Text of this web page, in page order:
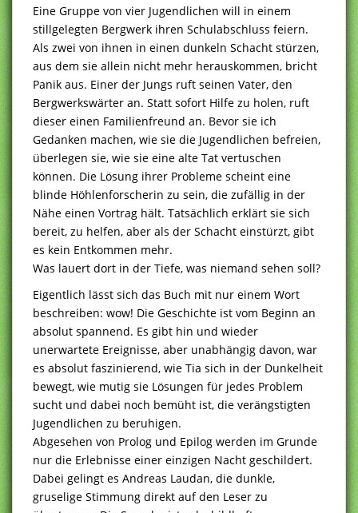
Eine Gruppe von vier Jugendlichen will in einem
stillgelegten Bergwerk ihren Schulabschluss feiern.
Als zwei von ihnen in einen dunkeln Schacht stürzen,
aus dem sie allein nicht mehr herauskommen, bricht
Panik aus. Einer der Jungs ruft seinen Vater, den
Bergwerkswärter an. Statt sofort Hilfe zu holen, ruft
dieser einen Familienfreund an. Bevor sie ich
Gedanken machen, wie sie die Jugendlichen befreien,
überlegen sie, wie sie eine alte Tat vertuschen
können. Die Lösung ihrer Probleme scheint eine
blinde Höhlenforscherin zu sein, die zufällig in der
Nähe einen Vortrag hält. Tatsächlich erklärt sie sich
bereit, zu helfen, aber als der Schacht einstürzt, gibt
es kein Entkommen mehr.
Was lauert dort in der Tiefe, was niemand sehen soll?
Eigentlich lässt sich das Buch mit nur einem Wort
beschreiben: wow! Die Geschichte ist vom Beginn an
absolut spannend. Es gibt hin und wieder
unerwartete Ereignisse, aber unabhängig davon, war
es absolut faszinierend, wie Tia sich in der Dunkelheit
bewegt, wie mutig sie Lösungen für jedes Problem
sucht und dabei noch bemüht ist, die verängstigten
Jugendlichen zu beruhigen.
Abgesehen von Prolog und Epilog werden im Grunde
nur die Erlebnisse einer einzigen Nacht geschildert.
Dabei gelingt es Andreas Laudan, die dunkle,
gruselige Stimmung direkt auf den Leser zu